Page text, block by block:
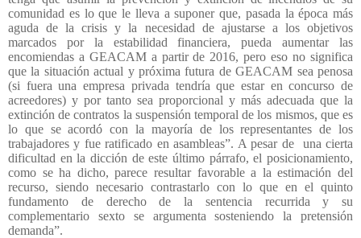
comunidad es lo que le lleva a suponer que, pasada la época más
aguda de la crisis y la necesidad de ajustarse a los objetivos
marcados por la estabilidad financiera, pueda aumentar las
encomiendas a GEACAM a partir de 2016, pero eso no significa
que la situación actual y próxima futura de GEACAM sea penosa
(si fuera una empresa privada tendría que estar en concurso de
acreedores) y por tanto sea proporcional y más adecuada que la
extinción de contratos la suspensión temporal de los mismos, que es
lo que se acordó con la mayoría de los representantes de los
trabajadores y fue ratificado en asambleas”. A pesar de
una cierta
dificultad en la dicción de este último párrafo, el posicionamiento,
como se ha dicho, parece resultar favorable a la estimación del
recurso, siendo necesario contrastarlo con lo que en el quinto
fundamento de derecho de la sentencia recurrida y su
complementario sexto se argumenta sosteniendo la pretensión
demanda”.